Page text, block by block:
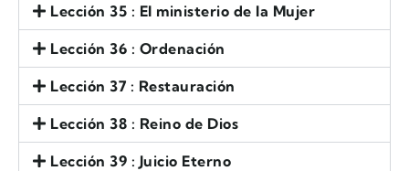
Lección 35 : El ministerio de la Mujer
Lección 36 : Ordenación
Lección 37 : Restauración
Lección 38 : Reino de Dios
Lección 39 : Juicio Eterno